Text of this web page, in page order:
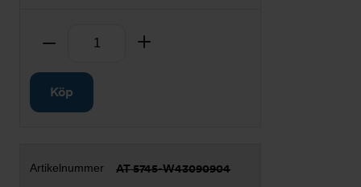
Ta bort
Köp
AT 5745-W43090904